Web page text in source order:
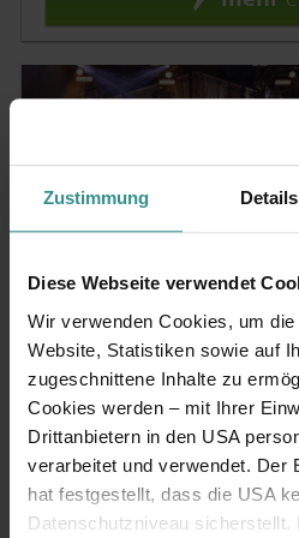
Zustimmung Details
Diese Webseite verwendet
Wir verwenden Cookies, um
Website, Statistiken sowie auf
zugeschnittene Inhalte zu
Cookies werden – mit Ihrer
Drittanbietern in den USA
verarbeitet und verwendet. Der
hat festgestellt, dass die USA
Datenschutzniveau sicherstellt.
Sommer Musi
4 Tage | 3 Nächtein
Wahl
Kombi-Ticketfür das